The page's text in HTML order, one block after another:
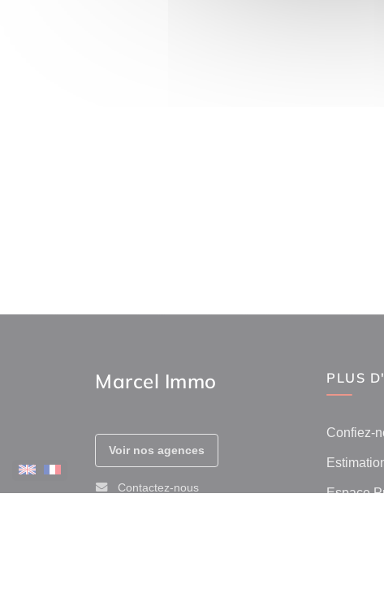
Marcel Immo
Voir nos agences
Contactez-nous
PLUS
Confiez-
Espace